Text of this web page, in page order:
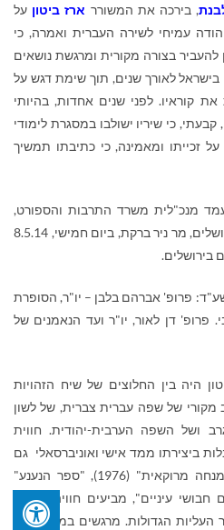
, בירכה את המשורר ארז ביטון על
עמיחי לשירה העברית ואמרה, כי
להעביר בצורה מקורית ומרגשת נושאים
לאורך שנים, תוך שימת דגש על
קוראיו.לפני שנים אחדות, בהיותי
קבעתי, כי שיריו ישולבו במסגרת לימודי
זכייתו ומאמינה, כי כתיבתו תמשיך
מנכ"לית משרד התרבות והספורט,
הגב' אורלי פרומן, וראש עירית ירושלים, מר ניר ברקת, ביום חמישי, 8.5.14
בירושלים.
פרופ' אברהם בלבן – יו"ר, הסופרת
פרופ' דן לאור, יו"ר ועד הנאמנים של
היה בין החלוצים של שיח הזהויות
מקורי של שפה עברית צברית, של לשון
ושל השפה הערבית-יהודית. חווית
ביצירתו ממד אישי ואוניברסאלי גם
יחד. חמשת ספריו, ובכלל זה "מנחה מרוקאית" (1976), "ספר הנענע"
חבושי עיניים", מביעים חוויה אישית
העליות הגדולות. מרגשים במיוחד הם